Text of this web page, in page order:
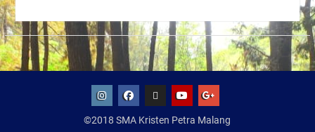
©2018 SMA Kristen Petra Malang